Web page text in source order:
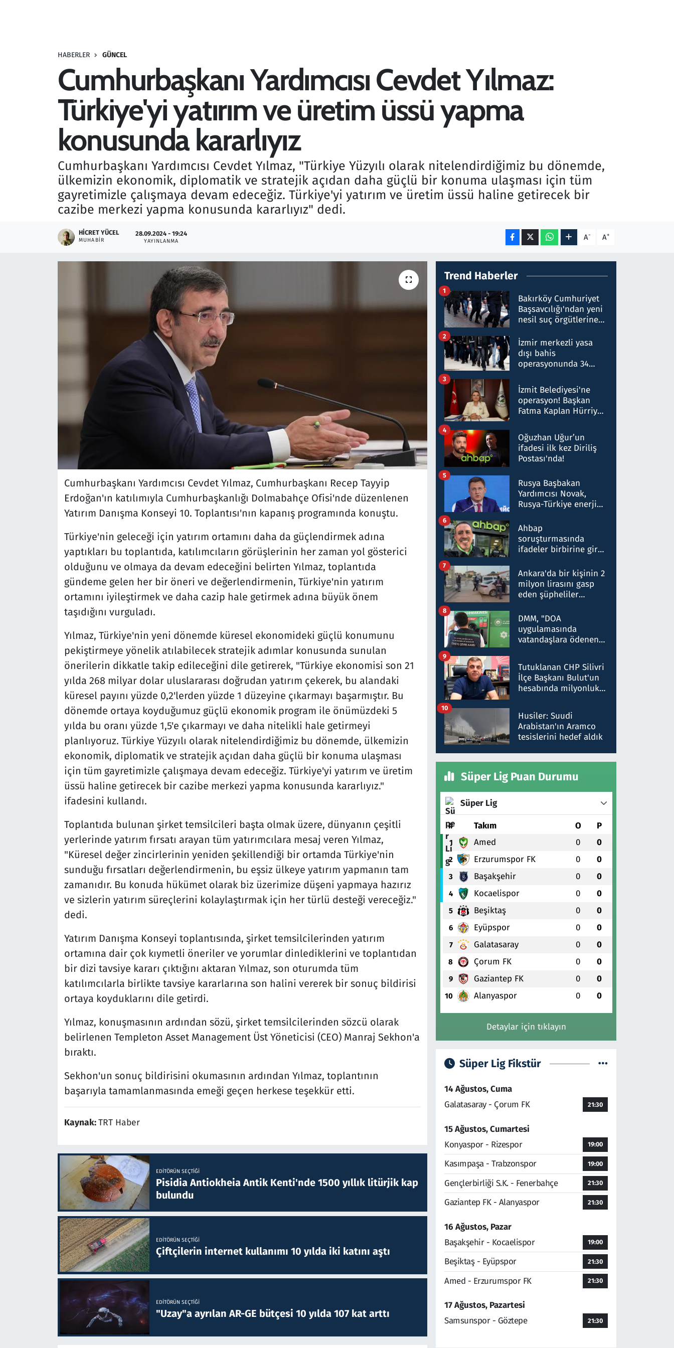
HABERLER GÜNCEL
Cumhurbaşkanı Yardımcısı Cevdet Yılmaz:
Türkiye'yi yatırım ve üretim üssü yapma
konusunda kararlıyız
Cumhurbaşkanı Yardımcısı Cevdet Yılmaz, "Türkiye Yüzyılı olarak nitelendirdiğimiz bu dönemde,
ülkemizin ekonomik, diplomatik ve stratejik açıdan daha güçlü bir konuma ulaşması için tüm
gayretimizle çalışmaya devam edeceğiz. Türkiye'yi yatırım ve üretim üssü haline getirecek bir
cazibe merkezi yapma konusunda kararlıyız" dedi.
HICRET YÜCEL
MUHABIR
28.09.2024 - 19:24
YAYINLANMA A- A+
Cumhurbaşkanı Yardımcısı Cevdet Yılmaz, Cumhurbaşkanı Recep Tayyip
Erdoğan'ın katılımıyla Cumhurbaşkanlığı Dolmabahçe Ofisi'nde düzenlenen
Yatırım Danışma Konseyi 10. Toplantısı'nın kapanış programında konuştu.
Türkiye'nin geleceği için yatırım ortamını daha da güçlendirmek adına
yaptıkları bu toplantıda, katılımcıların görüşlerinin her zaman yol gösterici
olduğunu ve olmaya da devam edeceğini belirten Yılmaz, toplantıda
gündeme gelen her bir öneri ve değerlendirmenin, Türkiye'nin yatırım
ortamını iyileştirmek ve daha cazip hale getirmek adına büyük önem
taşıdığını vurguladı.
Yılmaz, Türkiye'nin yeni dönemde küresel ekonomideki güçlü konumunu
pekiştirmeye yönelik atılabilecek stratejik adımlar konusunda sunulan
önerilerin dikkatle takip edileceğini dile getirerek, "Türkiye ekonomisi son 21
yılda 268 milyar dolar uluslararası doğrudan yatırım çekerek, bu alandaki
küresel payını yüzde 0,2'lerden yüzde 1 düzeyine çıkarmayı başarmıştır. Bu
dönemde ortaya koyduğumuz güçlü ekonomik program ile önümüzdeki 5
yılda bu oranı yüzde 1,5'e çıkarmayı ve daha nitelikli hale getirmeyi
planlıyoruz. Türkiye Yüzyılı olarak nitelendirdiğimiz bu dönemde, ülkemizin
ekonomik, diplomatik ve stratejik açıdan daha güçlü bir konuma ulaşması
için tüm gayretimizle çalışmaya devam edeceğiz. Türkiye'yi yatırım ve üretim
üssü haline getirecek bir cazibe merkezi yapma konusunda kararlıyız."
ifadesini kullandı.
Toplantıda bulunan şirket temsilcileri başta olmak üzere, dünyanın çeşitli
yerlerinde yatırım fırsatı arayan tüm yatırımcılara mesaj veren Yılmaz,
"Küresel değer zincirlerinin yeniden şekillendiği bir ortamda Türkiye'nin
sunduğu fırsatları değerlendirmenin, bu eşsiz ülkeye yatırım yapmanın tam
zamanıdır. Bu konuda hükümet olarak biz üzerimize düşeni yapmaya hazırız
ve sizlerin yatırım süreçlerini kolaylaştırmak için her türlü desteği vereceğiz."
dedi.
Yatırım Danışma Konseyi toplantısında, şirket temsilcilerinden yatırım
ortamına dair çok kıymetli öneriler ve yorumlar dinlediklerini ve toplantıdan
bir dizi tavsiye kararı çıktığını aktaran Yılmaz, son oturumda tüm
katılımcılarla birlikte tavsiye kararlarına son halini vererek bir sonuç bildirisi
ortaya koyduklarını dile getirdi.
Yılmaz, konuşmasının ardından sözü, şirket temsilcilerinden sözcü olarak
belirlenen Templeton Asset Management Üst Yöneticisi (CEO) Manraj Sekhon'a
bıraktı.
Sekhon'un sonuç bildirisini okumasının ardından Yılmaz, toplantının
başarıyla tamamlanmasında emeği geçen herkese teşekkür etti.
Kaynak:TRT Haber
EDITÖRÜN SEÇTIĞI
Pisidia Antiokheia Antik Kenti'nde 1500 yıllık litürjik kap
bulundu
EDITÖRÜN SEÇTIĞI
Çiftçilerin internet kullanımı 10 yılda iki katını aştı
EDITÖRÜN SEÇTIĞI
"Uzay"a ayrılan AR-GE bütçesi 10 yılda 107 kat arttı
Trend Haberler
Bakırköy Cumhuriyet
Başsavcılığı'ndan yeni
nesil suç örgütlerine
hakkında gözaltı kararı
1
İzmir merkezli yasa
dışı bahis
operasyonunda 34
Milyar liralık para
trafiği tespit edildi
2
İzmit Belediyesi'ne
operasyon! Başkan
Fatma Kaplan Hürriyet
3
Oğuzhan Uğur’un
ifadesi ilk kez Diriliş
Postası'nda!
4
Rusya Başbakan
Yardımcısı Novak,
Rusya-Türkiye enerji
nitelikte olduğunu
belirtti
5
Ahbap
soruşturmasında
ifadeler birbirine girdi:
ifadelerinden ortaya
çıkan tablo şok etti
6
Ankara'da bir kişinin 2
milyon lirasını gasp
eden şüpheliler
7
DMM, "DOA
uygulamasında
vatandaşlara ödenen
düşürüldüğü" iddiasını
yalanladı
8
Tutuklanan CHP Silivri
İlçe Başkanı Bulut'un
hesabında milyonluk
talimat verdi, ben
gönderdim
9
Husiler: Suudi
Arabistan'ın Aramco
tesislerini hedef aldık
10
Süper Lig Puan Durumu
Süper Lig
# Takım O P
1 Amed 0 0
2 Erzurumspor FK 0 0
3 Başakşehir 0 0
4 Kocaelispor 0 0
5 Beşiktaş 0 0
6 Eyüpspor 0 0
7 Galatasaray 0 0
8 Çorum FK 0 0
9 Gaziantep FK 0 0
10 Alanyaspor 0 0
Detaylar için tıklayın
Süper Lig Fikstür
14 Ağustos, Cuma
Galatasaray - Çorum FK
21:30
15 Ağustos, Cumartesi
Konyaspor - Rizespor
19:00
Kasımpaşa - Trabzonspor 19:00
Gençlerbirliği S.K. - Fenerbahçe 21:30
Gaziantep FK - Alanyaspor 21:30
16 Ağustos, Pazar
Başakşehir - Kocaelispor
19:00
Beşiktaş - Eyüpspor 21:30
Amed - Erzurumspor FK 21:30
17 Ağustos, Pazartesi
Samsunspor - Göztepe
21:30
Savunma Sanayi
Seçim 2023
Teknoloji ve Bilim
Televizyon